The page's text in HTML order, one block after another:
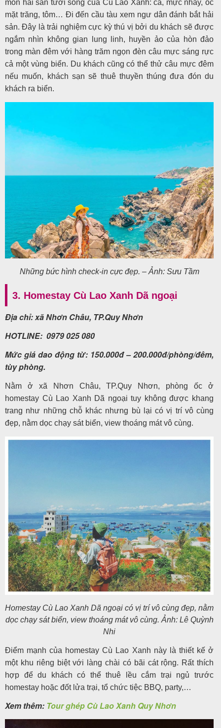
món hải sản tươi sống của Cù Lao Xanh: cá, mực nhảy, ốc
mặt trăng, tôm… Đi đến cầu tàu xem ngư dân đánh bắt hải
sản. Đây là trải nghiệm cực kỳ thú vị bởi du khách sẽ được
ngắm nhìn không gian lung linh, huyền ảo của hòn đảo
trong màn đêm với hàng trăm ngọn đèn câu mực sáng rực
cả một vùng biển. Du khách cũng có thể thử câu mực đêm
nếu muốn, khách sạn sẽ thuê thuyền thúng đưa đón du
khách ra biển.
Những bức hình check-in cực đẹp. – Ảnh: Sưu Tầm
3. Homestay Cù Lao Xanh Dã ngoại
Địa chỉ: xã Nhơn Châu, TP.Quy Nhơn
HOTLINE: 0979 025 080
Mức giá dao động từ: 150.000đ – 200.000đ/phòng/đêm,
tùy phòng.
Nằm ở xã Nhơn Châu, TP.Quy Nhơn, phòng ốc ở
homestay Cù Lao Xanh Dã ngoại tuy không được khang
trang như những chỗ khác nhưng bù lại có vị trí vô cùng
đẹp, nằm dọc chạy sát biển, view thoáng mát vô cùng.
Homestay Cù Lao Xanh Dã ngoại có vị trí vô cùng đẹp, nằm
dọc chạy sát biển, view thoáng mát vô cùng. Ảnh: Lê Quỳnh
Nhi
Điểm mạnh của homestay Cù Lao Xanh này là thiết kế ở
một khu riêng biệt với làng chài có bãi cát rộng. Rất thích
hợp để du khách có thể thuê lều cắm trại ngủ trước
homestay hoặc đốt lửa trại, tổ chức tiệc BBQ, party,…
Xem thêm: Tour ghép Cù Lao Xanh Quy Nhơn